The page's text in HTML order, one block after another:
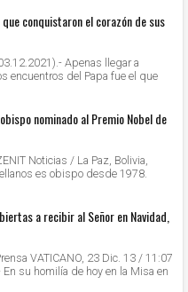
conquistaron el corazón de sus
Apenas llegar a
encuentros del Papa fue el que
nominado al Premio Nobel de
Noticias / La Paz, Bolivia,
es obispo desde 1978.
a recibir al Señor en Navidad,
VATICANO, 23 Dic. 13 / 11:07
su homilía de hoy en la Misa en